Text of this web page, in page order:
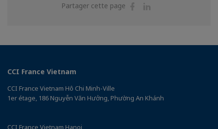
Partager cette page
Partager
CCI France Vietnam
CCI France Vietnam Hô Chi Minh-Ville
1er étage, 186 Nguyễn Văn Hưởng, Phường An Khánh
CCI France Vietnam Hanoi